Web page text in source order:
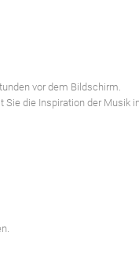
vor dem Bildschirm.
Sie die Inspiration der Musik